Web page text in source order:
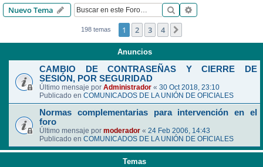
Nuevo Tema Buscar
198 temas 1 2 3 4
Anuncios
CAMBIO DE CONTRASEÑAS Y CIERRE DE
SESIÓN, POR SEGURIDAD
Último mensaje por Administrador « 30 Oct 2018, 23:10
Publicado en COMUNICADOS DE LA UNIÓN DE OFICIALES
Normas complementarias para intervención en el
foro
Último mensaje por moderador « 24 Feb 2006, 14:43
Publicado en COMUNICADOS DE LA UNIÓN DE OFICIALES
Temas